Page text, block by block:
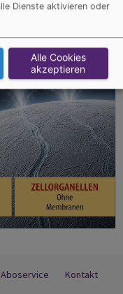
Aboservice Kontakt
Dienste aktivieren oder
Alle Cookies
akzeptieren